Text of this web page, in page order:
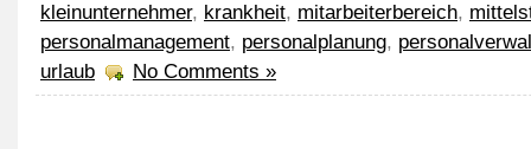
kleinunternehmer, krankheit, mitarbeiterbereich,
personalmanagement, personalplanung,
urlaub
No Comments »